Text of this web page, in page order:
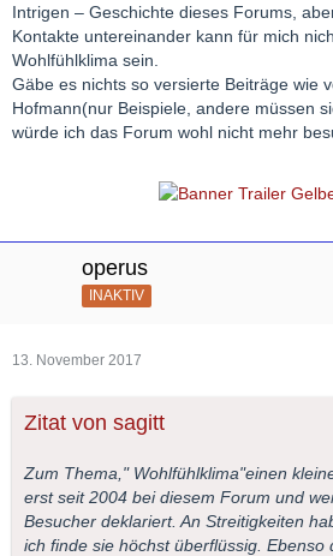
Intrigen – Geschichte dieses Forums,
Kontakte untereinander kann für mich
Wohlfühlklima sein.
Gäbe es nichts so versierte Beiträge wie
Hofmann(nur Beispiele, andere müssen
würde ich das Forum wohl nicht mehr
operus
INAKTIV
13. November 2017
Zitat von sagitt
Zum Thema," Wohlfühlklima"einen
erst seit 2004 bei diesem Forum und
Besucher deklariert. An Streitigkeiten
ich finde sie höchst überflüssig. Ebenso